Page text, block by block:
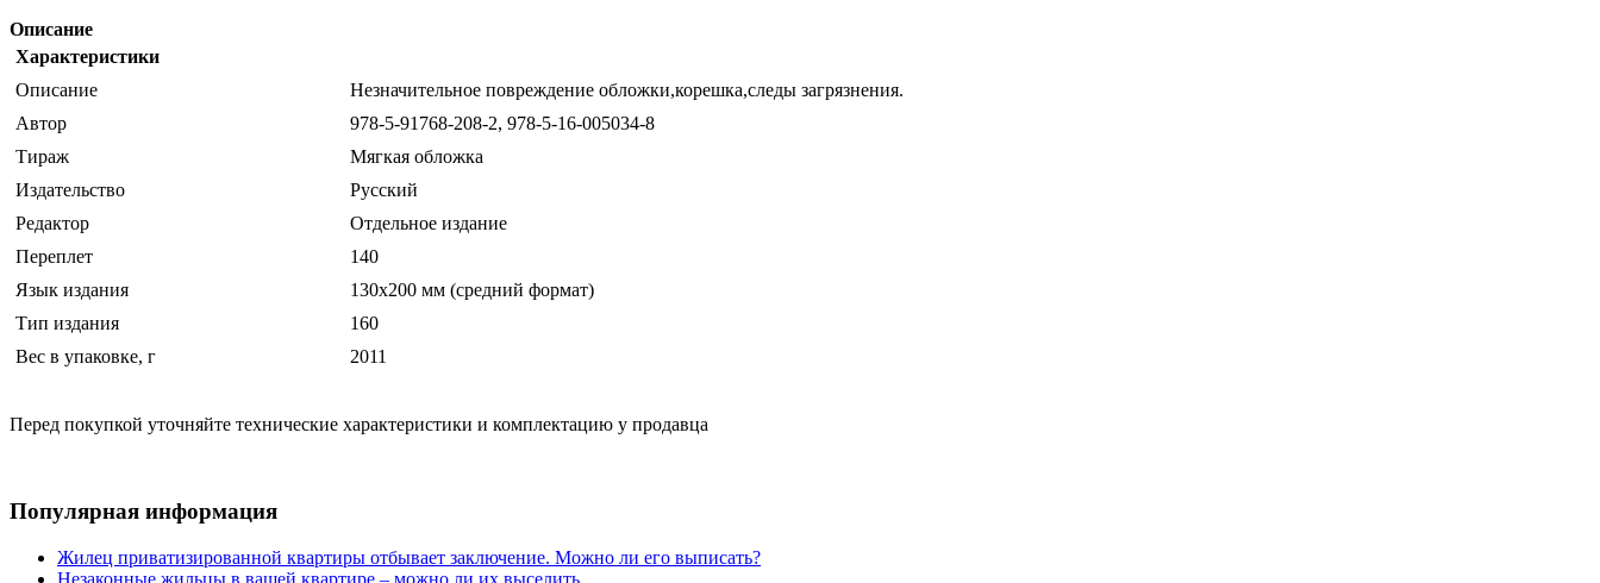
Описание
Характеристики
Описание
Незначительное повреждение обложки,корешка,следы загрязнения.
Автор
978-5-91768-208-2, 978-5-16-005034-8
Тираж
Мягкая обложка
Издательство
Русский
Редактор
Отдельное издание
Переплет
140
Язык издания
130х200 мм (средний формат)
Тип издания
160
Вес в упаковке, г
2011
Перед покупкой уточняйте технические характеристики и комплектацию у продавца
Популярная информация
Жилец приватизированной квартиры отбывает заключение. Можно ли его выписать?
Незаконные жильцы в вашей квартире – можно ли их выселить.